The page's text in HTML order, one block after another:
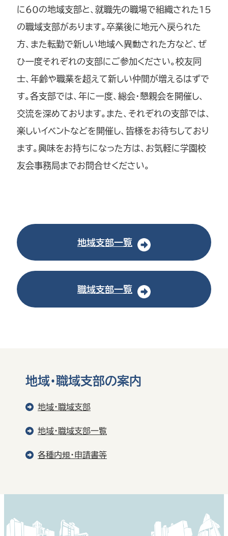
に60の地域支部と、就職先の職場で組織された15
の職域支部があります。卒業後に地元へ戻られた
方、また転勤で新しい地域へ異動された方など、ぜ
ひ一度それぞれの支部にご参加ください。校友同
士、年齢や職業を超えて新しい仲間が増えるはずで
す。各支部では、年に一度、総会・懇親会を開催し、
交流を深めております。また、それぞれの支部では、
楽しいイベントなどを開催し、皆様をお待ちしており
ます。興味をお持ちになった方は、お気軽に学園校
友会事務局までお問合せください。
地域支部一覧
職域支部一覧
地域・職域支部の案内
地域・職域支部
地域・職域支部一覧
各種内規・申請書等